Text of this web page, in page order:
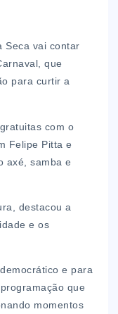
Seca vai contar
que
para curtir a
com o
Felipe Pitta e
axé, samba e
destacou a
e os
e para
que
momentos